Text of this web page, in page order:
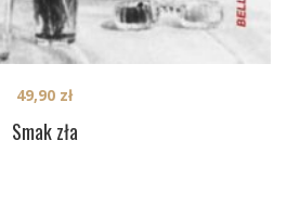
Smak zła
49,90 zł